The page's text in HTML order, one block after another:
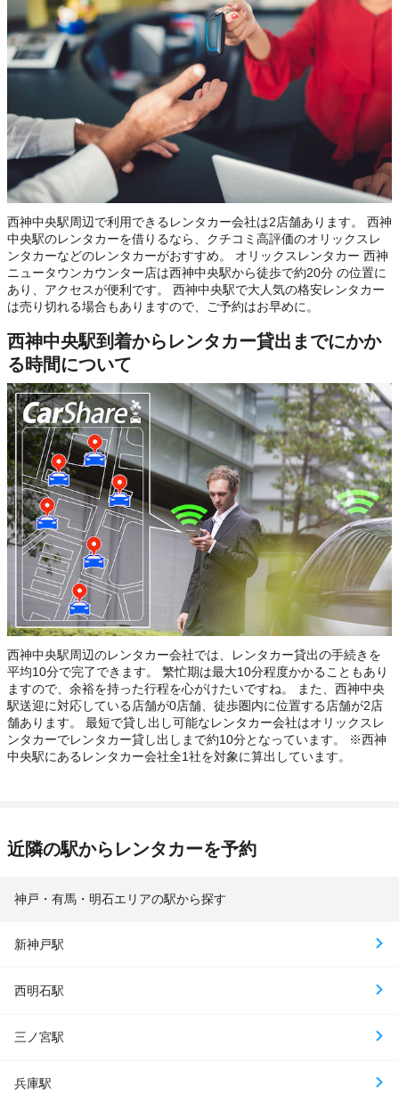
西神中央駅周辺で利用できるレンタカー会社は2店舗あります。 西神
中央駅のレンタカーを借りるなら、クチコミ高評価のオリックスレ
ンタカーなどのレンタカーがおすすめ。 オリックスレンタカー 西神
ニュータウンカウンター店は西神中央駅から徒歩で約20分 の位置に
あり、アクセスが便利です。 西神中央駅で大人気の格安レンタカー
は売り切れる場合もありますので、ご予約はお早めに。
西神中央駅到着からレンタカー貸出までにかか
る時間について
西神中央駅周辺のレンタカー会社では、レンタカー貸出の手続きを
平均10分で完了できます。 繁忙期は最大10分程度かかることもあり
ますので、余裕を持った行程を心がけたいですね。 また、西神中央
駅送迎に対応している店舗が0店舗、徒歩圏内に位置する店舗が2店
舗あります。 最短で貸し出し可能なレンタカー会社はオリックスレ
ンタカーでレンタカー貸し出しまで約10分となっています。 ※西神
中央駅にあるレンタカー会社全1社を対象に算出しています。
近隣の駅からレンタカーを予約
神戸・有馬・明石エリアの駅から探す
新神戸駅
西明石駅
三ノ宮駅
兵庫駅